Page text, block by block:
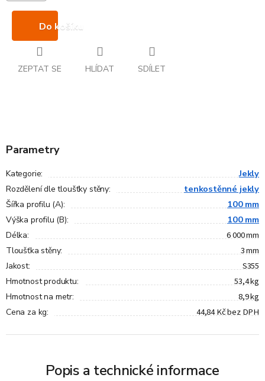
Do košíku
ZEPTAT SE HLÍDAT SDÍLET
Parametry
Kategorie: Jekly
Rozdělení dle tloušťky stěny: tenkostěnné jekly
Šířka profilu (A): 100 mm
Výška profilu (B): 100 mm
Délka: 6 000 mm
Tloušťka stěny: 3 mm
Jakost: S355
Hmotnost produktu: 53,4 kg
Hmotnost na metr: 8,9 kg
Cena za kg: 44,84 Kč bez DPH
Popis a technické informace